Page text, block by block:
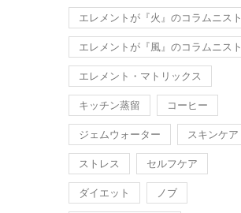
エレメントが『火』のコラムニスト
エレメントが『風』のコラムニスト
エレメント・マトリックス
キッチン蒸留 コーヒー
ジェムウォーター スキンケア
ストレス セルフケア
ダイエット ノブ